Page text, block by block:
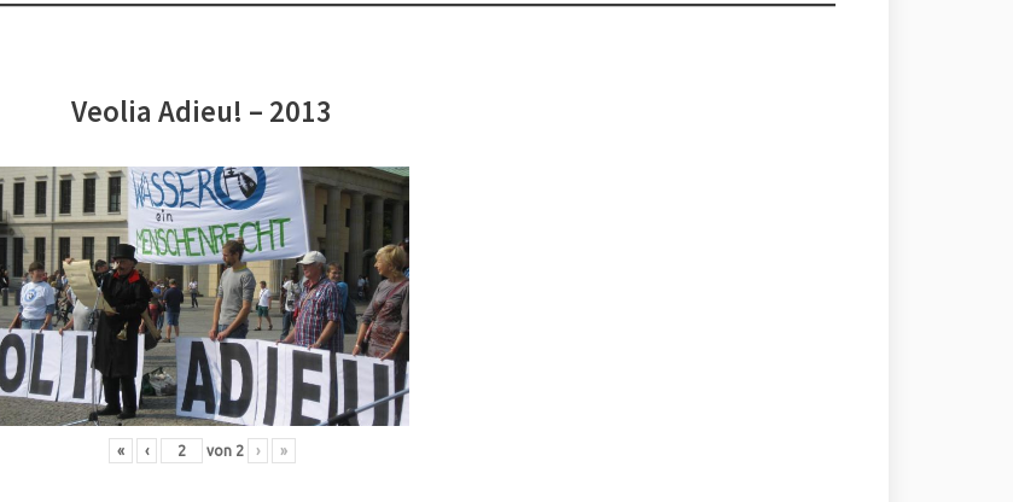
Veolia Adieu! – 2013
« ‹ von 2 › »